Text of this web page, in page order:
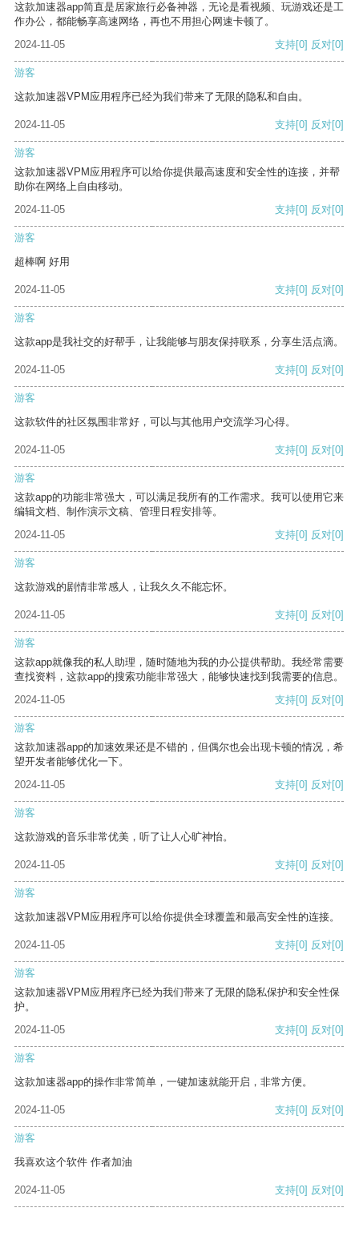
这款加速器app简直是居家旅行必备神器，无论是看视频、玩游戏还是工
作办公，都能畅享高速网络，再也不用担心网速卡顿了。
2024-11-05
支持[0] 反对[0]
游客
这款加速器VPM应用程序已经为我们带来了无限的隐私和自由。
2024-11-05 支持[0] 反对[0]
游客
这款加速器VPM应用程序可以给你提供最高速度和安全性的连接，并帮
助你在网络上自由移动。
2024-11-05
支持[0] 反对[0]
游客
超棒啊 好用
2024-11-05 支持[0] 反对[0]
游客
这款app是我社交的好帮手，让我能够与朋友保持联系，分享生活点滴。
2024-11-05 支持[0] 反对[0]
游客
这款软件的社区氛围非常好，可以与其他用户交流学习心得。
2024-11-05 支持[0] 反对[0]
游客
这款app的功能非常强大，可以满足我所有的工作需求。我可以使用它来
编辑文档、制作演示文稿、管理日程安排等。
2024-11-05
支持[0] 反对[0]
游客
这款游戏的剧情非常感人，让我久久不能忘怀。
2024-11-05 支持[0] 反对[0]
游客
这款app就像我的私人助理，随时随地为我的办公提供帮助。我经常需要
查找资料，这款app的搜索功能非常强大，能够快速找到我需要的信息。
2024-11-05
支持[0] 反对[0]
游客
这款加速器app的加速效果还是不错的，但偶尔也会出现卡顿的情况，希
望开发者能够优化一下。
2024-11-05
支持[0] 反对[0]
游客
这款游戏的音乐非常优美，听了让人心旷神怡。
2024-11-05 支持[0] 反对[0]
游客
这款加速器VPM应用程序可以给你提供全球覆盖和最高安全性的连接。
2024-11-05 支持[0] 反对[0]
游客
这款加速器VPM应用程序已经为我们带来了无限的隐私保护和安全性保
护。
2024-11-05
支持[0] 反对[0]
游客
这款加速器app的操作非常简单，一键加速就能开启，非常方便。
2024-11-05 支持[0] 反对[0]
游客
我喜欢这个软件 作者加油
2024-11-05 支持[0] 反对[0]